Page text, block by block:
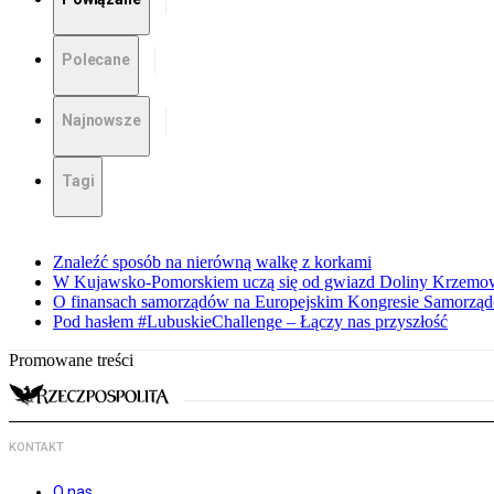
Polecane
Najnowsze
Tagi
Znaleźć sposób na nierówną walkę z korkami
W Kujawsko-Pomorskiem uczą się od gwiazd Doliny
O finansach samorządów na Europejskim Kongresie
Pod hasłem #LubuskieChallenge – Łączy nas przyszłość
Promowane treści
KONTAKT